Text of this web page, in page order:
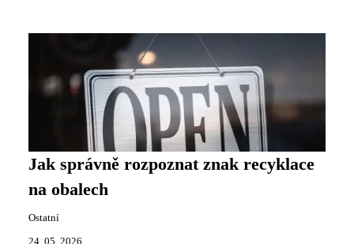
Jak správně rozpoznat znak recyklace
na obalech
Ostatní
24. 05. 2026